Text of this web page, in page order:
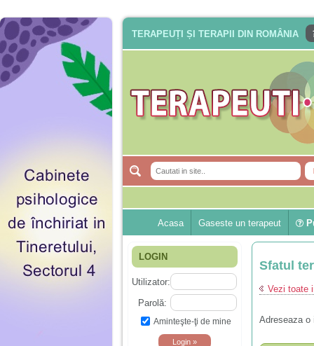
TERAPEUȚI ȘI TERAPII DIN ROMÂNIA
Acasa Gaseste un terapeut
LOGIN
Utilizator:
Parolă:
Aminteşte-ţi de mine
Sfatul
Vezi toate
Adreseaza